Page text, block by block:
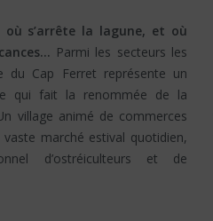
s’arrête la lagune, et où
du Cap Ferret représente un
qui fait la renommée de la
village animé de commerces
marché estival quotidien,
d’ostréiculteurs et de
», et les étendues océanes à
immobilière est également très
pêcheurs aux immenses villas